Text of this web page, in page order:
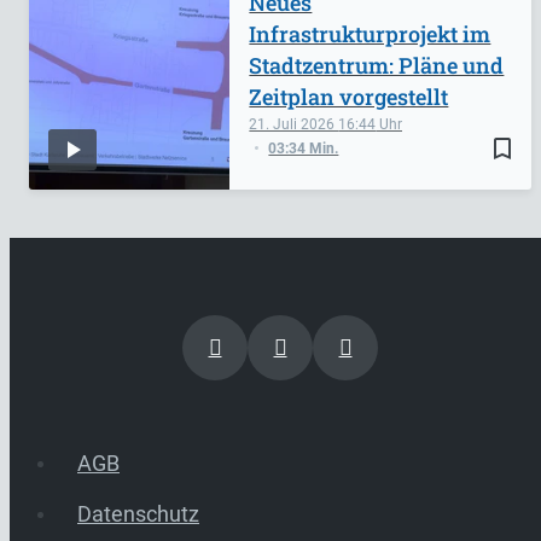
bookmark_border
21. Juli 2026 16:44
03:34 Min.
Infrastrukturprojekt im
Stadtzentrum: Pläne und
Zeitplan vorgestellt
AGB
Datenschutz